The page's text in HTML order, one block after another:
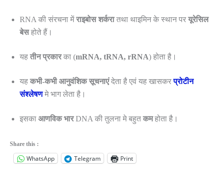
RNA की संरचना मेंराइबोस शर्करातथा थाइमिन के स्थान पर यूरेसिल
बेसहोते हैं।
यह तीन प्रकारका (mRNA, tRNA, rRNA) होता है।
यह कभी-कभी आनुवंशिक सूचनाएंदेता है एवं यह खासकरप्रोटीन
संश्लेषणमे भाग लेता है।
इसका आणविक भारDNA की तुलना मे बहुत कमहोता है।
Share this :
WhatsApp Telegram Print